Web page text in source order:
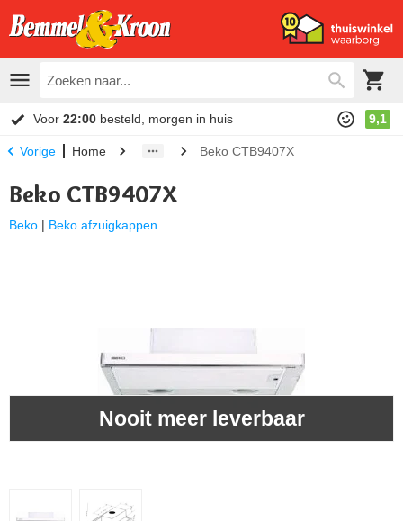
Voor 22:00 besteld, morgen in huis 9,1
Vorige Home Beko CTB9407X
Beko CTB9407X
Beko | Beko afzuigkappen
Nooit meer leverbaar